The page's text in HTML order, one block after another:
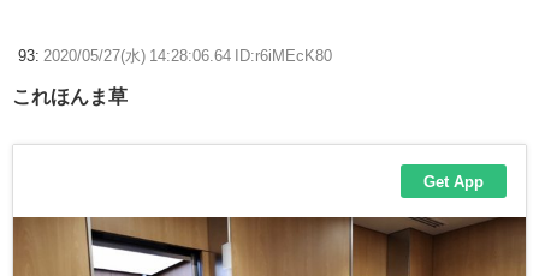
93: 2020/05/27(水) 14:28:06.64 ID:r6iMEcK80
これほんま草